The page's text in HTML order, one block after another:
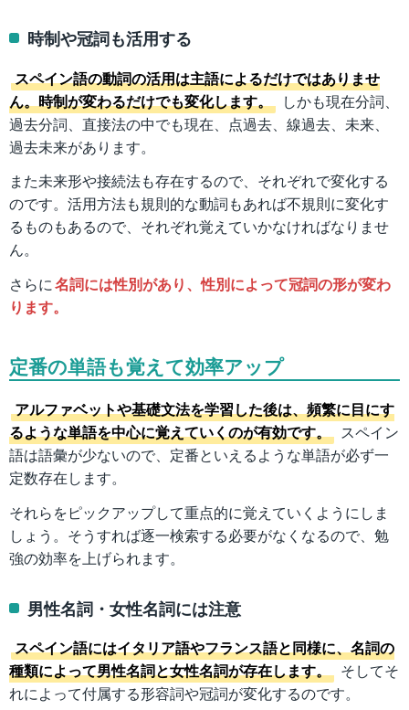
時制や冠詞も活用する
スペイン語の動詞の活用は主語によるだけではありませ
ん。時制が変わるだけでも変化します。
しかも現在分詞、
過去分詞、直接法の中でも現在、点過去、線過去、未来、
過去未来があります。
また未来形や接続法も存在するので、それぞれで変化する
のです。活用方法も規則的な動詞もあれば不規則に変化す
るものもあるので、それぞれ覚えていかなければなりませ
ん。
さらに名詞には性別があり、性別によって冠詞の形が変わ
ります。
定番の単語も覚えて効率アップ
アルファベットや基礎文法を学習した後は、頻繁に目にす
るような単語を中心に覚えていくのが有効です。 スペイン
語は語彙が少ないので、定番といえるような単語が必ず一
定数存在します。
それらをピックアップして重点的に覚えていくようにしま
しょう。そうすれば逐一検索する必要がなくなるので、勉
強の効率を上げられます。
男性名詞・女性名詞には注意
スペイン語にはイタリア語やフランス語と同様に、名詞の
種類によって男性名詞と女性名詞が存在します。 そしてそ
れによって付属する形容詞や冠詞が変化するのです。